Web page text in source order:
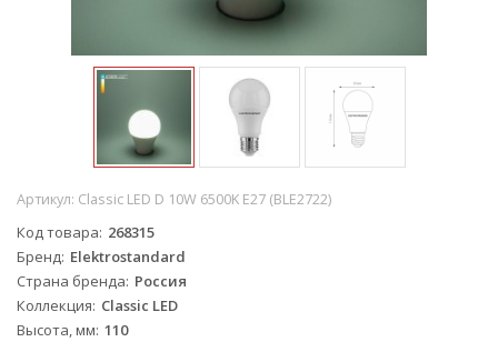
Артикул: Classic LED D 10W 6500K Е27 (BLE2722)
Код товара 268315
Бренд Elektrostandard
Страна бренда Россия
Коллекция Classic LED
Высота, мм 110